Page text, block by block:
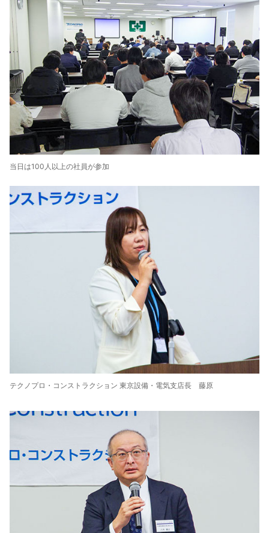
当日は100人以上の社員が参加
テクノプロ・コンストラクション 東京設備・電気支店長 藤原